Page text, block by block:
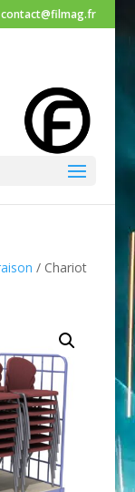
contact@filmag.fr
/ Chariot